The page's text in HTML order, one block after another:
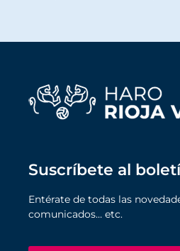
Suscríbete al
Entérate de todas las
comunicados… etc.